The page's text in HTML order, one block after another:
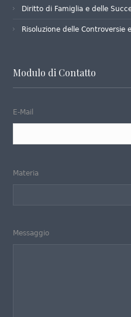
Diritto di Famiglia e delle
Risoluzione delle Controversie
Modulo di Contatto
E-Mail
Materia
Messaggio